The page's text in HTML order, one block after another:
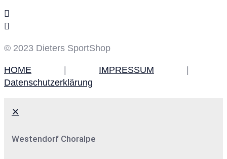
© 2023 Dieters SportShop
HOME IMPRESSUM
Datenschutzerklärung
✕
Westendorf Choralpe